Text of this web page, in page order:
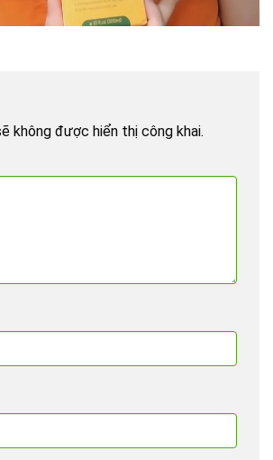
không được hiển thị công khai.